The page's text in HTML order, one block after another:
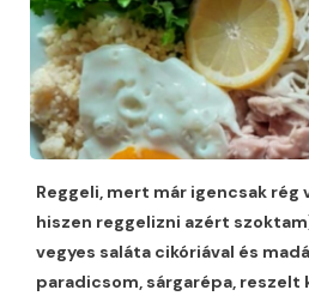
Reggeli, mert már igencsak
hiszen reggelizni azért
vegyes saláta cikóriával és
paradicsom, sárgarépa, reszelt